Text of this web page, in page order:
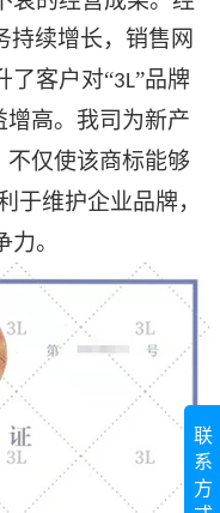
持续增长，销售网
了客户对“3L”品牌
增高。我司为新产
不仅使该商标能够
于维护企业品牌，
。
联
系
方